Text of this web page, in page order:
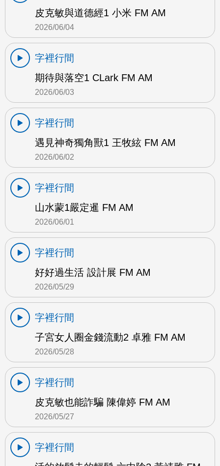
皮克敏與道德經1 小米 FM AM
2026/06/04
字裡行間
期待與落空1 CLark FM AM
2026/06/03
字裡行間
遇見神奇獨角獸1 王牧絃 FM AM
2026/06/02
字裡行間
山水蒙1嚴定暹 FM AM
2026/06/01
字裡行間
好好過生活 設計展 FM AM
2026/05/29
字裡行間
子宮女人圈金錢流動2 卓雅 FM AM
2026/05/28
字裡行間
皮克敏也能詐騙 陳偉婷 FM AM
2026/05/27
字裡行間